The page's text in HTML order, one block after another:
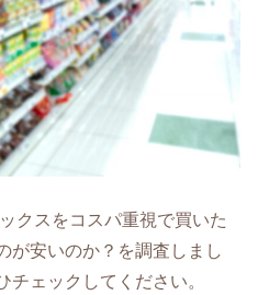
クスをコスパ重視で買いた
が安いのか？を調査しまし
チェックしてください。